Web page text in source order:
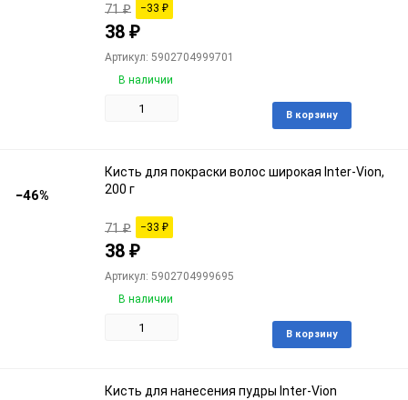
71₽ −33 ₽
38 ₽
Артикул: 5902704999701
В наличии
В корзину
−46%
Кисть для покраски волос широкая Inter-Vion,
200 г
71₽ −33 ₽
38 ₽
Артикул: 5902704999695
В наличии
В корзину
Кисть для нанесения пудры Inter-Vion